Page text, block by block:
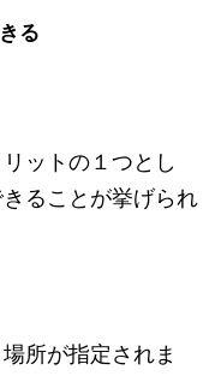
る
ットの１つとし
ることが挙げられ
所が指定されま